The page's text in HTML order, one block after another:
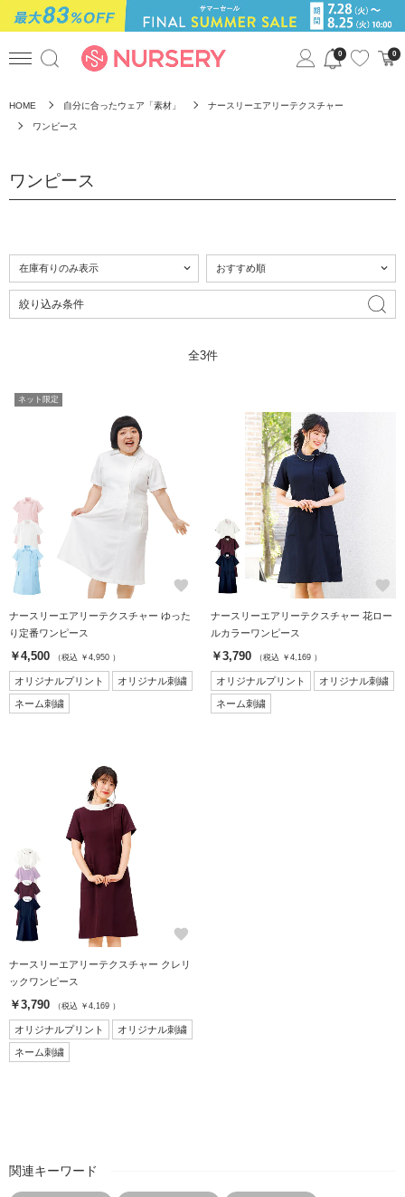
0 0
HOME 自分に合ったウェア「素材」 ナースリーエアリーテクスチャー
ワンピース
ワンピース
絞り込み条件
全3件
ネット限定
favorite
ナースリーエアリーテクスチャー ゆった
り定番ワンピース
￥4,500 （税込 ￥4,950 ）
オリジナルプリント オリジナル刺繍
ネーム刺繍
favorite
ナースリーエアリーテクスチャー 花ロー
ルカラーワンピース
￥3,790 （税込 ￥4,169 ）
オリジナルプリント オリジナル刺繍
ネーム刺繍
favorite
ナースリーエアリーテクスチャー クレリ
ックワンピース
￥3,790 （税込 ￥4,169 ）
オリジナルプリント オリジナル刺繍
ネーム刺繍
関連キーワード